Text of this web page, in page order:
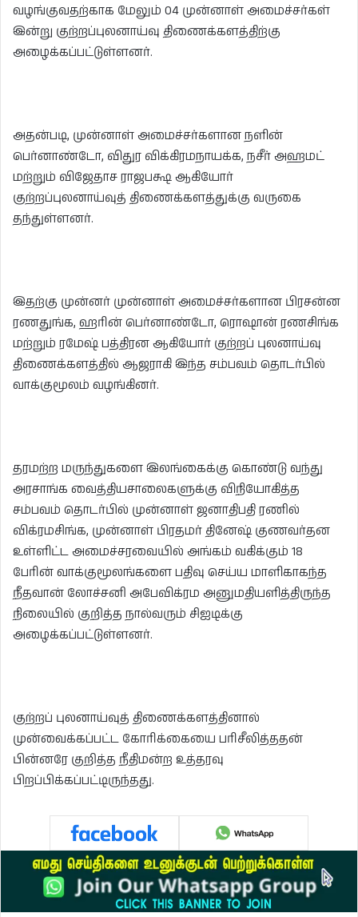
வழங்குவதற்காக மேலும் 04 முன்னாள் அமைச்சர்கள்
இன்று குற்றப்புலனாய்வு திணைக்களத்திற்கு
அழைக்கப்பட்டுள்ளனர்.
அதன்படி, முன்னாள் அமைச்சர்களான நளின்
பெர்னாண்டோ, விதுர விக்கிரமநாயக்க, நசீர் அஹமட்
மற்றும் விஜேதாச ராஜபக்ஷ ஆகியோர்
குற்றப்புலனாய்வுத் திணைக்களத்துக்கு வருகை
தந்துள்ளனர்.
இதற்கு முன்னர் முன்னாள் அமைச்சர்களான பிரசன்ன
ரணதுங்க, ஹரின் பெர்னாண்டோ, ரொஷான் ரணசிங்க
மற்றும் ரமேஷ் பத்திரன ஆகியோர் குற்றப் புலனாய்வு
திணைக்களத்தில் ஆஜராகி இந்த சம்பவம் தொடர்பில்
வாக்குமூலம் வழங்கினர்.
தரமற்ற மருந்துகளை இலங்கைக்கு கொண்டு வந்து
அரசாங்க வைத்தியசாலைகளுக்கு விநியோகித்த
சம்பவம் தொடர்பில் முன்னாள் ஜனாதிபதி ரணில்
விக்ரமசிங்க, முன்னாள் பிரதமர் தினேஷ் குணவர்தன
உள்ளிட்ட அமைச்சரவையில் அங்கம் வகிக்கும் 18
பேரின் வாக்குமூலங்களை பதிவு செய்ய மாளிகாகந்த
நீதவான் லோச்சனி அபேவிக்ரம அனுமதியளித்திருந்த
நிலையில் குறித்த நால்வரும் சிஐடிக்கு
அழைக்கப்பட்டுள்ளனர்.
குற்றப் புலனாய்வுத் திணைக்களத்தினால்
முன்வைக்கப்பட்ட கோரிக்கையை பரிசீலித்ததன்
பின்னரே குறித்த நீதிமன்ற உத்தரவு
பிறப்பிக்கப்பட்டிருந்தது.